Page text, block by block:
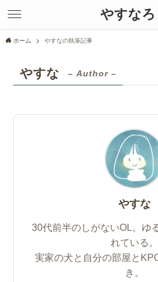
やすなろ
ホーム やすなの執筆記事
やすな – Author –
やすな
30代前半のしがないOL。ゆ
れている。
実家の犬と自分の部屋と
き。